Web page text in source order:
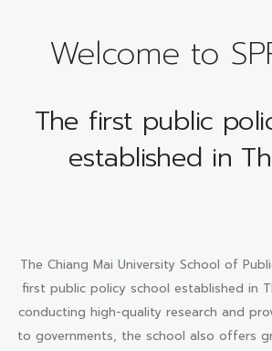
Welcome to
The first public
established in
The Chiang Mai University School of
first public policy school established in
conducting high-quality research and
to governments, the school also offers